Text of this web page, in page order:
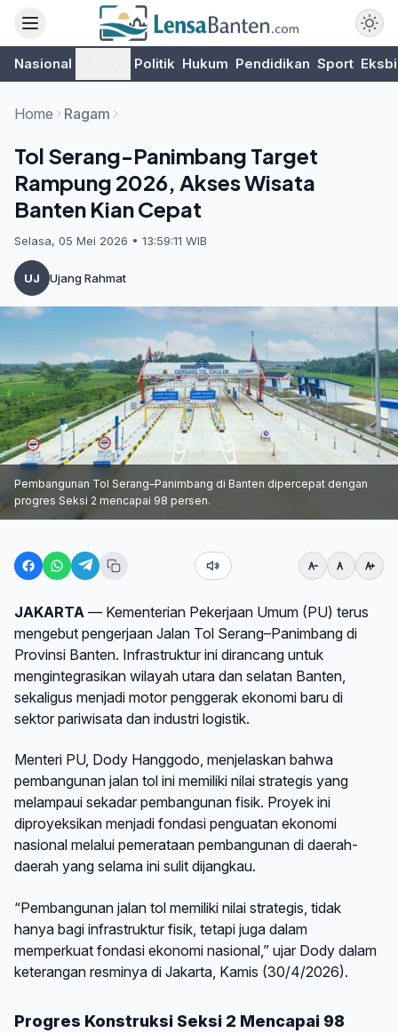
Nasional Politik Hukum Pendidikan Sport
Home Ragam
Tol Serang-Panimbang Target
Rampung 2026, Akses Wisata
Banten Kian Cepat
Selasa, 05 Mei 2026 • 13:59:11 WIB
UJ Ujang Rahmat
Pembangunan Tol Serang–Panimbang di Banten dipercepat dengan
progres Seksi 2 mencapai 98 persen.
JAKARTA — Kementerian Pekerjaan Umum (PU) terus
mengebut pengerjaan Jalan Tol Serang–Panimbang di
Provinsi Banten. Infrastruktur ini dirancang untuk
mengintegrasikan wilayah utara dan selatan Banten,
sekaligus menjadi motor penggerak ekonomi baru di
sektor pariwisata dan industri logistik.
Menteri PU, Dody Hanggodo, menjelaskan bahwa
pembangunan jalan tol ini memiliki nilai strategis yang
melampaui sekadar pembangunan fisik. Proyek ini
diproyeksikan menjadi fondasi penguatan ekonomi
nasional melalui pemerataan pembangunan di daerah-
daerah yang selama ini sulit dijangkau.
“Pembangunan jalan tol memiliki nilai strategis, tidak
hanya bagi infrastruktur fisik, tetapi juga dalam
memperkuat fondasi ekonomi nasional,” ujar Dody dalam
keterangan resminya di Jakarta, Kamis (30/4/2026).
Progres Konstruksi Seksi 2 Mencapai 98